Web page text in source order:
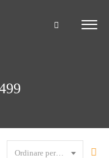
Ordinare per data